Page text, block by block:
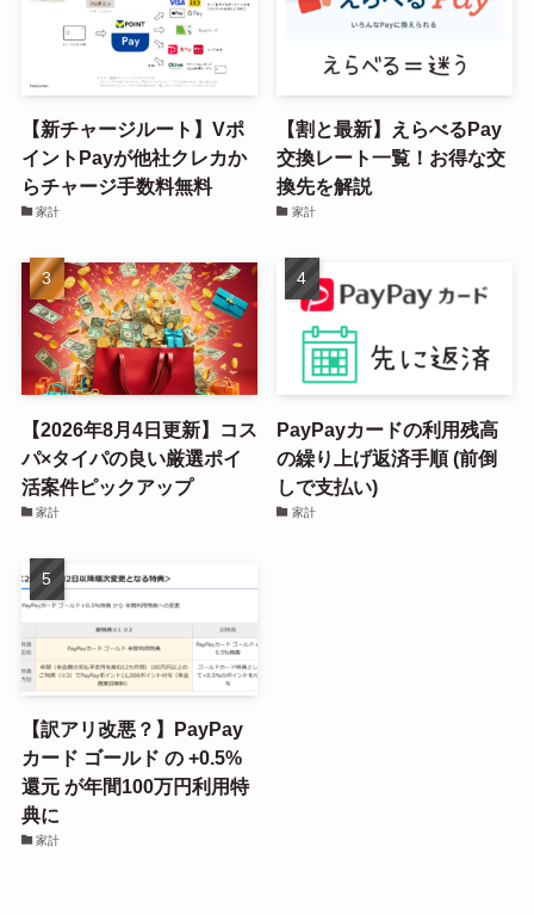
【新チャージルート】Vポ
イントPayが他社クレカか
らチャージ手数料無料
家計
【割と最新】えらべるPay
交換レート一覧！お得な交
換先を解説
家計
【2026年8月4日更新】コス
パ×タイパの良い厳選ポイ
活案件ピックアップ
家計
PayPayカードの利用残高
の繰り上げ返済手順 (前倒
しで支払い)
家計
【訳アリ改悪？】PayPay
カード ゴールド の +0.5%
還元 が年間100万円利用特
典に
家計